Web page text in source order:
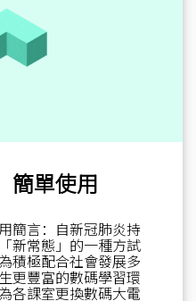
簡單使用
簡言：自新冠肺炎持
新常態」的一種方試
積極配合社會發展多
更豐富的數碼學習環
各課室更換數碼大電